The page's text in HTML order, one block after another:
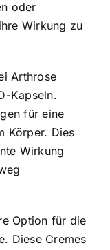
oder
Wirkung zu
Arthrose
Kapseln.
für eine
Körper. Dies
Wirkung
Option für die
Diese Cremes